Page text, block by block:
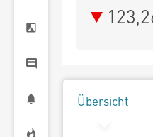
Übersicht